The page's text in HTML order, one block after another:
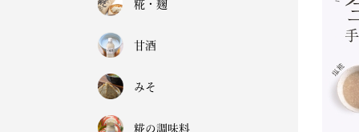
糀・麹
甘酒
みそ
糀の調味料